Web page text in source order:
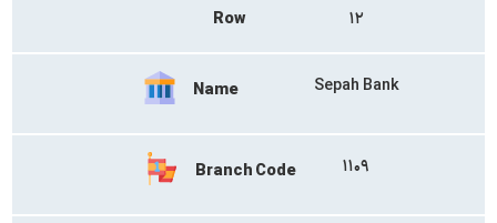
Row ۱۲
Name Sepah Bank
Branch Code ۱۱۰۹